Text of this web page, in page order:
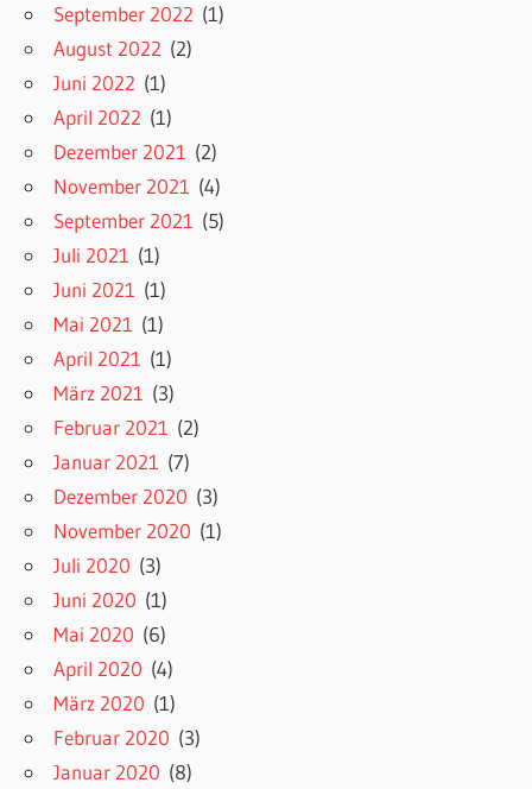
September 2022 (1)
August 2022 (2)
Juni 2022 (1)
April 2022 (1)
Dezember 2021 (2)
November 2021 (4)
September 2021 (5)
Juli 2021 (1)
Juni 2021 (1)
Mai 2021 (1)
April 2021 (1)
März 2021 (3)
Februar 2021 (2)
Januar 2021 (7)
Dezember 2020 (3)
November 2020 (1)
Juli 2020 (3)
Juni 2020 (1)
Mai 2020 (6)
April 2020 (4)
März 2020 (1)
Februar 2020 (3)
Januar 2020 (8)